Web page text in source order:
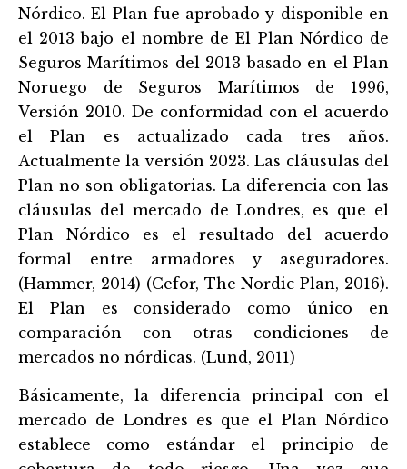
Nórdico. El Plan fue aprobado y disponible en
el 2013 bajo el nombre de El Plan Nórdico de
Seguros Marítimos del 2013 basado en el Plan
Noruego de Seguros Marítimos de 1996,
Versión 2010. De conformidad con el acuerdo
el Plan es actualizado cada tres años.
Actualmente la versión 2023. Las cláusulas del
Plan no son obligatorias. La diferencia con las
cláusulas del mercado de Londres, es que el
Plan Nórdico es el resultado del acuerdo
formal entre armadores y aseguradores.
(Hammer, 2014) (Cefor, The Nordic Plan, 2016).
El Plan es considerado como único en
comparación con otras condiciones de
mercados no nórdicas. (Lund, 2011)
Básicamente, la diferencia principal con el
mercado de Londres es que el Plan Nórdico
establece como estándar el principio de